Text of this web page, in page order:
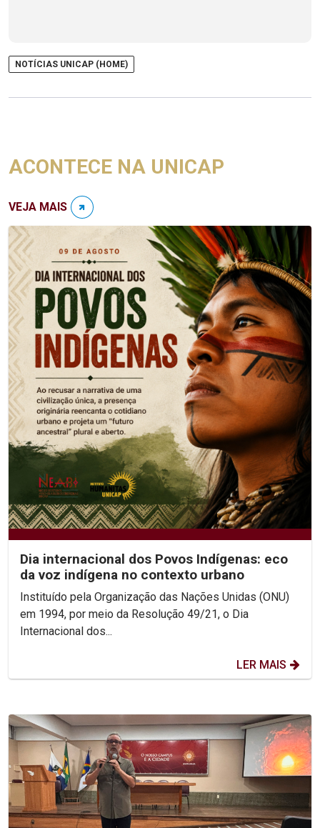
NOTÍCIAS UNICAP (HOME)
ACONTECE NA UNICAP
VEJA MAIS
Dia internacional dos Povos Indígenas: eco
da voz indígena no contexto urbano
Instituído pela Organização das Nações Unidas (ONU)
em 1994, por meio da Resolução 49/21, o Dia
Internacional dos...
LER MAIS